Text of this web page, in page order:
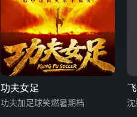
功夫女足
功夫加足球笑燃暑期档